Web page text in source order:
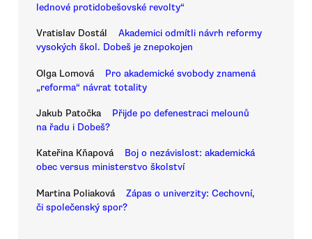
lednové protidobešovské revolty“
Vratislav Dostál
Akademici odmítli návrh reformy
vysokých škol. Dobeš je znepokojen
Olga Lomová
Pro akademické svobody znamená
„reforma“ návrat totality
Jakub Patočka
Přijde po defenestraci melounů
na řadu i Dobeš?
Kateřina Kňapová
Boj o nezávislost: akademická
obec versus ministerstvo školství
Martina Poliaková
Zápas o univerzity: Cechovní,
či společenský spor?